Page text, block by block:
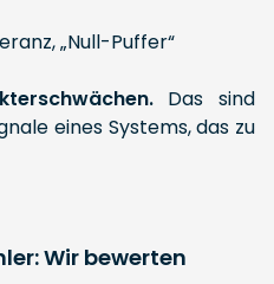
„Null-Puffer“
Das sind
eines Systems, das zu
Wir bewerten